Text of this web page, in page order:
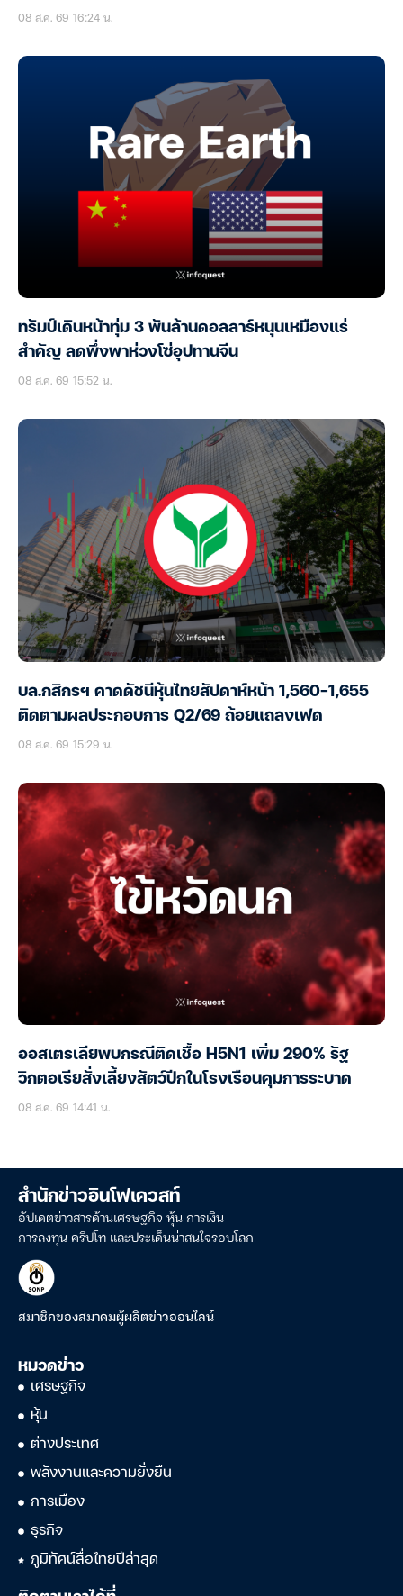
08 ส.ค. 69 16:24 น.
ทรัมป์เดินหน้าทุ่ม 3 พันล้านดอลลาร์หนุนเหมืองแร่
สำคัญ ลดพึ่งพาห่วงโซ่อุปทานจีน
08 ส.ค. 69 15:52 น.
บล.กสิกรฯ คาดดัชนีหุ้นไทยสัปดาห์หน้า 1,560-1,655
ติดตามผลประกอบการ Q2/69 ถ้อยแถลงเฟด
08 ส.ค. 69 15:29 น.
ออสเตรเลียพบกรณีติดเชื้อ H5N1 เพิ่ม 290% รัฐ
วิกตอเรียสั่งเลี้ยงสัตว์ปีกในโรงเรือนคุมการระบาด
08 ส.ค. 69 14:41 น.
สำนักข่าวอินโฟเควสท์
อัปเดตข่าวสารด้านเศรษฐกิจ หุ้น การเงิน
การลงทุน คริปโท และประเด็นน่าสนใจรอบโลก
สมาชิกของสมาคมผู้ผลิตข่าวออนไลน์
หมวดข่าว
เศรษฐกิจ
หุ้น
ต่างประเทศ
พลังงานและความยั่งยืน
การเมือง
ธุรกิจ
ภูมิทัศน์สื่อไทยปีล่าสุด